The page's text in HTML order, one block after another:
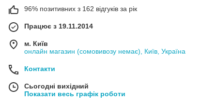
96% позитивних з 162 відгуків за рік
Працює з 19.11.2014
м. Київ
онлайн магазин (сомовивозу немає), Київ, Україна
Контакти
Сьогодні вихідний
Показати весь графік роботи